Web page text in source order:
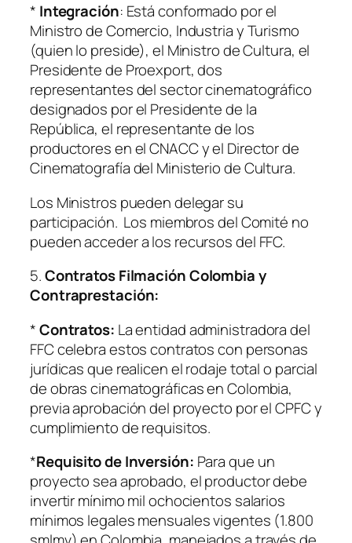
* Integración: Está conformado por el
Ministro de Comercio, Industria y Turismo
(quien lo preside), el Ministro de Cultura, el
Presidente de Proexport, dos
representantes del sector cinematográfico
designados por el Presidente de la
República, el representante de los
productores en el CNACC y el Director de
Cinematografía del Ministerio de Cultura.
Los Ministros pueden delegar su
participación. Los miembros del Comité no
pueden acceder a los recursos del FFC.
5.Contratos Filmación Colombia y
Contraprestación:
*Contratos: La entidad administradora del
FFC celebra estos contratos con personas
jurídicas que realicen el rodaje total o parcial
de obras cinematográficas en Colombia,
previa aprobación del proyecto por el CPFC y
cumplimiento de requisitos.
*Requisito de Inversión: Para que un
proyecto sea aprobado, el productor debe
invertir mínimo mil ochocientos salarios
mínimos legales mensuales vigentes (1.800